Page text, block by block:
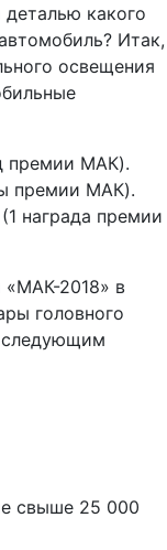
какого
Итак,
освещения
премии МАК).
премии МАК).
награда премии
«МАК-2018» в
головного
следующим
свыше 25 000